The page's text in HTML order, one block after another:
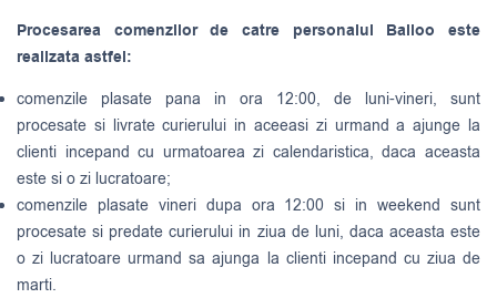
Procesarea comenzilor de catre personalul Balloo este
realizata astfel:
comenzile plasate pana in ora 12:00, de luni-vineri, sunt
procesate si livrate curierului in aceeasi zi urmand a ajunge la
clienti incepand cu urmatoarea zi calendaristica, daca aceasta
este si o zi lucratoare;
comenzile plasate vineri dupa ora 12:00 si in weekend sunt
procesate si predate curierului in ziua de luni, daca aceasta este
o zi lucratoare urmand sa ajunga la clienti incepand cu ziua de
marti.